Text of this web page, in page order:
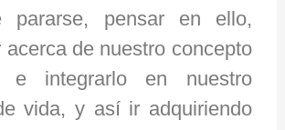
pararse, pensar en ello,
acerca de nuestro concepto
e integrarlo en nuestro
vida, y así ir adquiriendo